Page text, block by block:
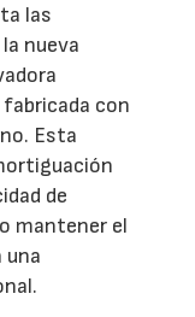
las
nueva
con
Esta
de
mantener el